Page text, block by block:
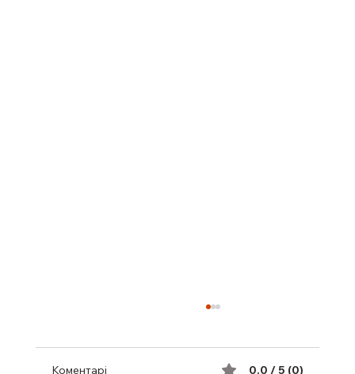
Коментарі 0.0 / 5 (0)